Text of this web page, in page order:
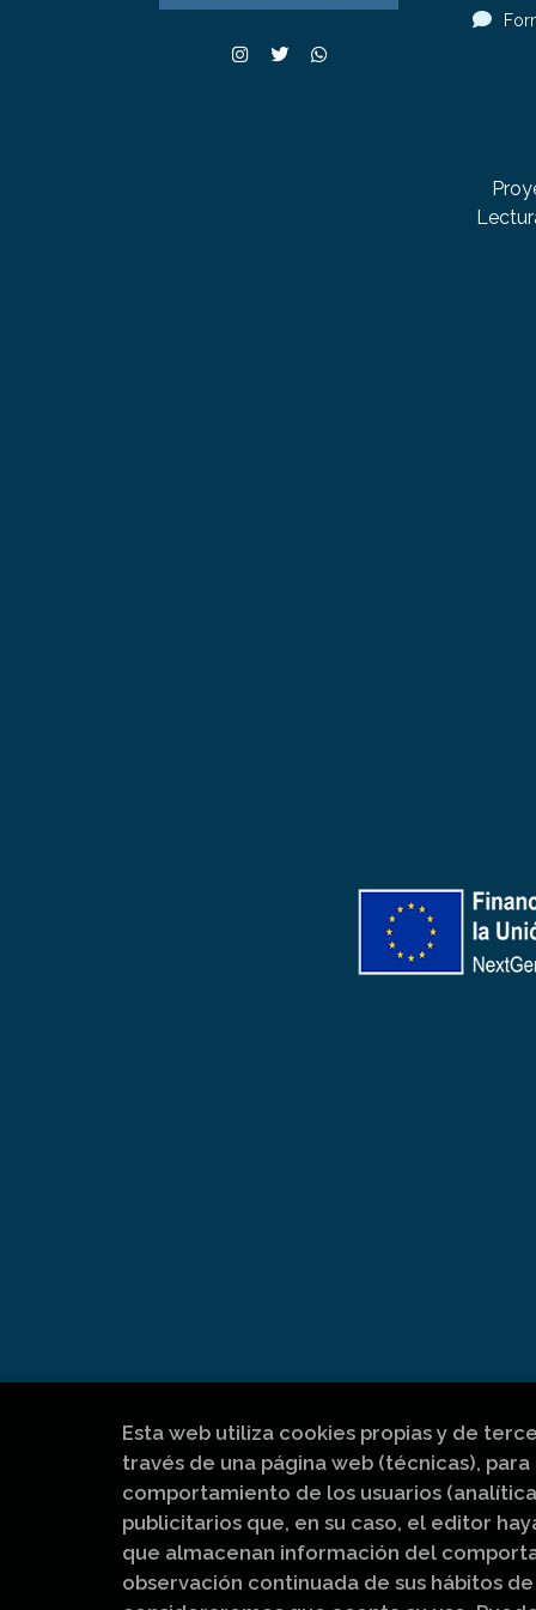
Esta web utiliza cookies propias y de
través de una página web (técnicas),
comportamiento de los usuarios
publicitarios que, en su caso, el editor
que almacenan información del
observación continuada de sus hábitos